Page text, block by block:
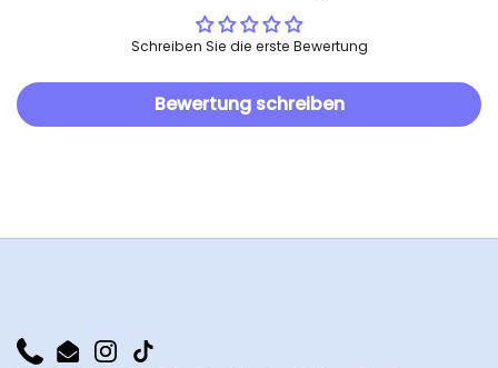
Schreiben Sie die erste Bewertung
Bewertung schreiben
PhoneEmail Instagram
TikTok